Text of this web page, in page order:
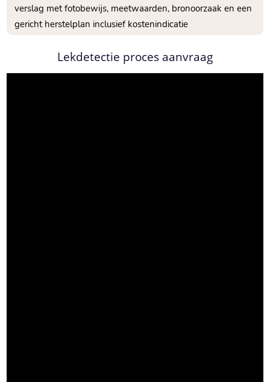
verslag met fotobewijs, meetwaarden, bronoorzaak en een
gericht herstelplan inclusief kostenindicatie
Lekdetectie proces aanvraag